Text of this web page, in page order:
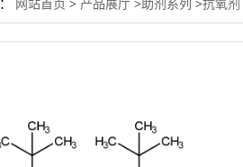
网站首页 > 产品展厅 >助剂系列 >抗氧剂